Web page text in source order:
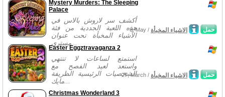
Mystery Murders: The Sleeping
Palace
أكشف سر لاروش بالاس في
هذه اللعبة الجددية من فئة
الأشياء المخبأة تحت عنوان
مستري...
حمل 8, May / الاشياء المخبأة
Easter Eggztravaganza 2
استمتع لساعات لا تنتهي
واستعد لعيد الفصح مع
الشخصيات الرئيسية الظريفة
مايك...
حمل 27, March / الاشياء المخبأة
Christmas Wonderland 3